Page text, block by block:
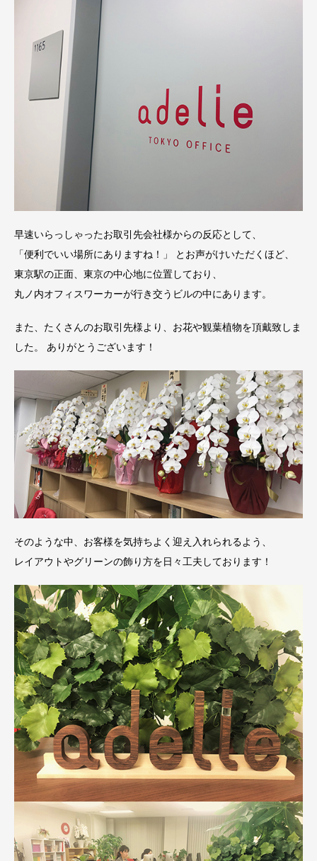
早速いらっしゃったお取引先会社様からの反応として、
「便利でいい場所にありますね！」 とお声がけいただくほど、
東京駅の正面、東京の中心地に位置しており、
丸ノ内オフィスワーカーが行き交うビルの中にあります。
また、たくさんのお取引先様より、お花や観葉植物を頂戴致しま
した。 ありがとうございます！
そのような中、お客様を気持ちよく迎え入れられるよう、
レイアウトやグリーンの飾り方を日々工夫しております！